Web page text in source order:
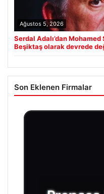
Ağustos 5, 2026
Serdal Adalı’dan
Beşiktaş olarak devrede
Son Eklenen Firmalar